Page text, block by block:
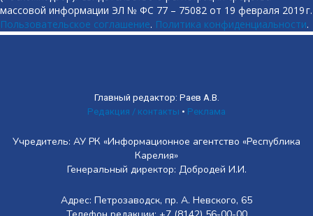
массовой информации ЭЛ № ФС 77 – 75082 от 19 февраля 2019 г.
Пользовательское соглашение. Политика конфиденциальности.
Главный редактор: Раев А.В.
Редакция / контакты • Реклама
Учредитель: АУ РК «Информационное агентство «Республика
Карелия»
Генеральный директор: Добродей И.И.
Адрес: Петрозаводск, пр. А. Невского, 65